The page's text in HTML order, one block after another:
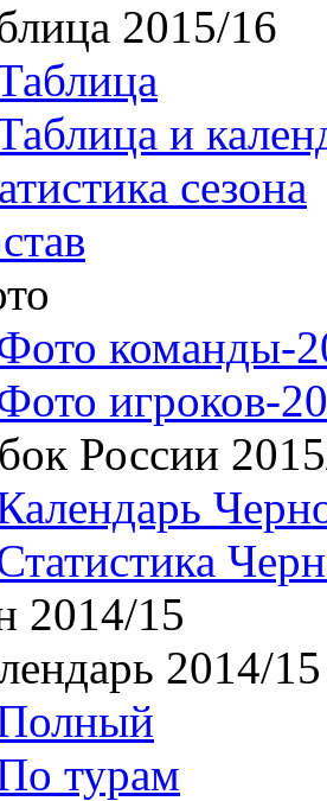
2015/16
и
сезона
команды-
игроков-
России
2014/15
2014/15
турам